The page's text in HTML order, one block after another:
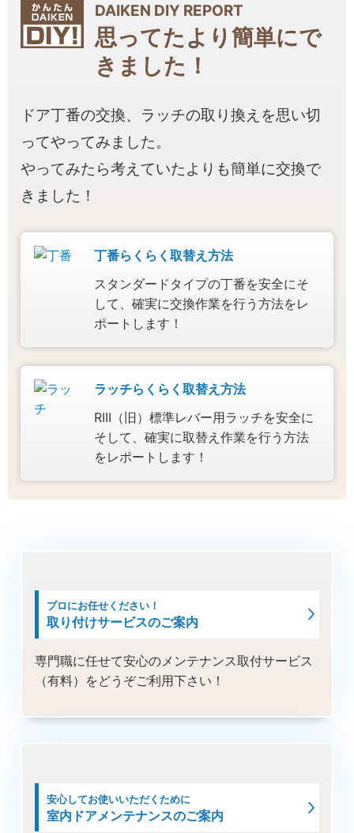
DAIKEN DIY REPORT
思ってたより簡単にで
きました！
ドア丁番の交換、ラッチの取り換えを思い切
ってやってみました。
やってみたら考えていたよりも簡単に交換で
きました！
丁番らくらく取替え方法
スタンダードタイプの丁番を安全にそ
して、確実に交換作業を行う方法をレ
ポートします！
ラッチらくらく取替え方法
RIII（旧）標準レバー用ラッチを安全に
そして、確実に取替え作業を行う方法
をレポートします！
プロにお任せください！
取り付けサービスのご案内
専門職に任せて安心のメンテナンス取付サービス
（有料）をどうぞご利用下さい！
安心してお使いいただくために
室内ドアメンテナンスのご案内